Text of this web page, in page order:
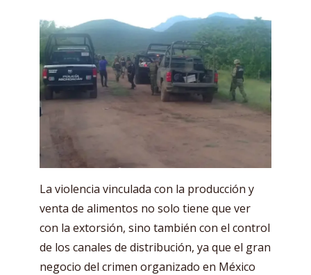
La violencia vinculada con la producción y
venta de alimentos no solo tiene que ver
con la extorsión, sino también con el control
de los canales de distribución, ya que el gran
negocio del crimen organizado en México